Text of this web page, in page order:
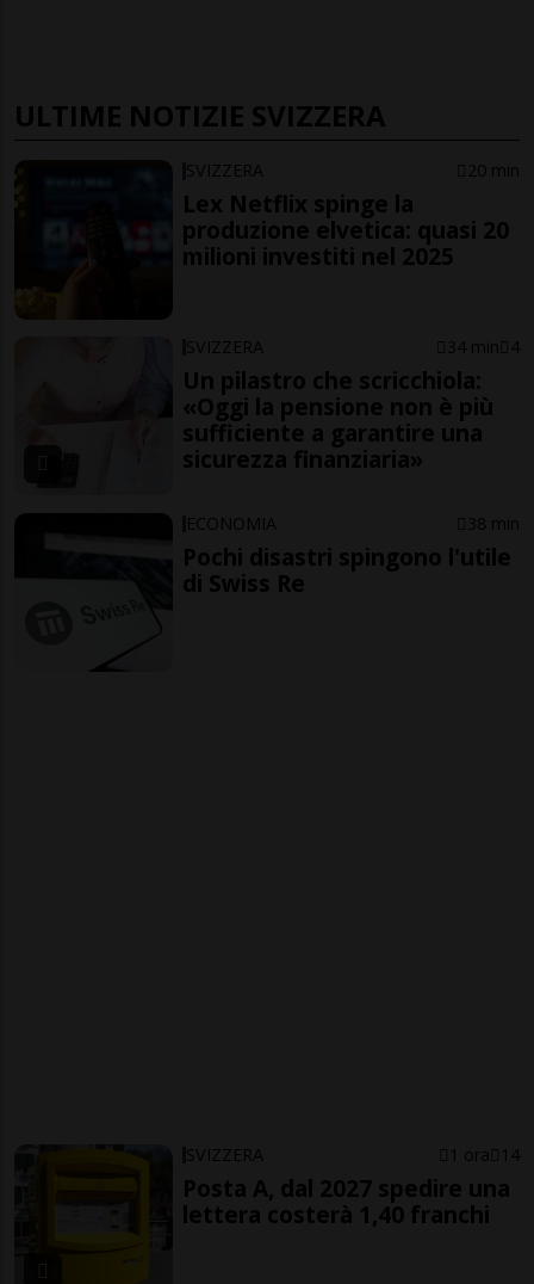
ULTIME NOTIZIE SVIZZERA
SVIZZERA 20 min
Lex Netflix spinge la
produzione elvetica: quasi 20
milioni investiti nel 2025
SVIZZERA 34 min 4
Un pilastro che scricchiola:
«Oggi la pensione non è più
sufficiente a garantire una
sicurezza finanziaria»
ECONOMIA 38 min
Pochi disastri spingono l'utile
di Swiss Re
SVIZZERA 1 ora 14
Posta A, dal 2027 spedire una
lettera costerà 1,40 franchi